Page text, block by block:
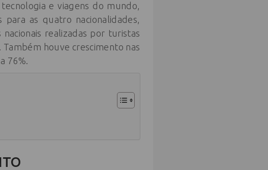
e viagens do mundo,
as quatro nacionalidades,
realizadas por turistas
houve crescimento nas
76%.